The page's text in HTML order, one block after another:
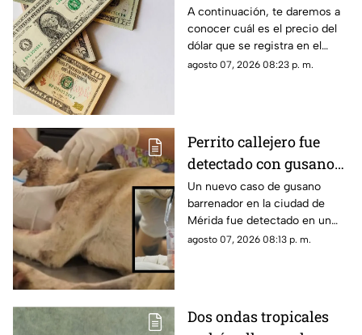
dólar en Yucatán HOY
viernes 7 de agosto de
2026
A continuación, te daremos a
conocer cuál es el precio del
dólar que se registra en el
estado de Yucatán al cierre de
agosto 07, 2026 08:23 p. m.
Perrito callejero fue
detectado con gusano
barrenador en Mérida;
así fue rescatado
Un nuevo caso de gusano
barrenador en la ciudad de
Mérida fue detectado en un
perrito callejero, el cual fue
agosto 07, 2026 08:13 p. m.
Dos ondas tropicales